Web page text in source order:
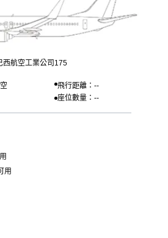
西航空工業公司175
飛行距離：--
座位數量：--
用